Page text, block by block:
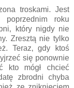
troskami. Jest
roku
który nigdy nie
Zresztą nie tylko
Teraz, gdy ktoś
się ponownie
kto mógł chcieć
zbrodni chyba